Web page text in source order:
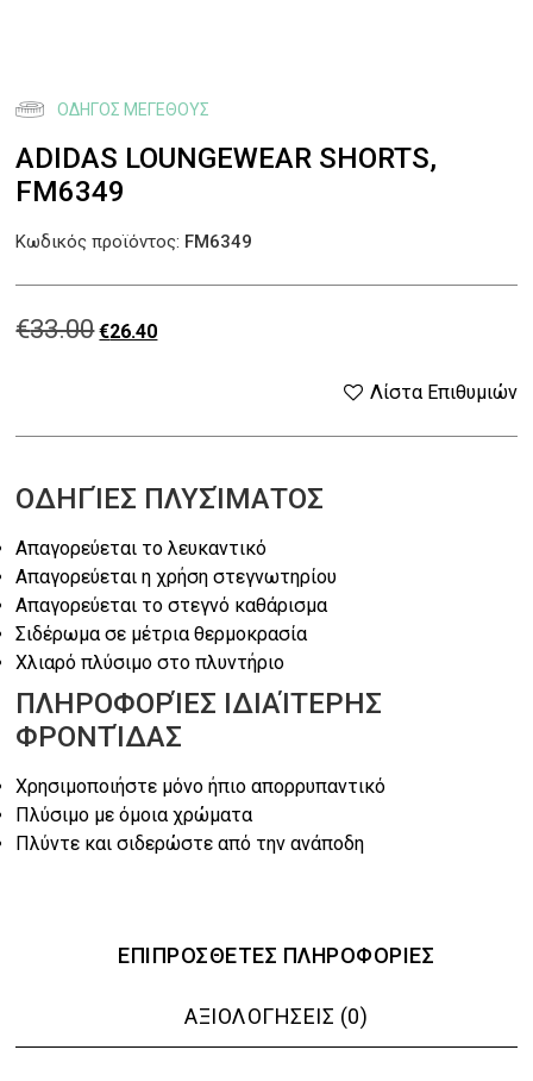
ADIDAS LOUNGEWEAR SHORTS,
FM6349
€33.00Original
was:
€33.00.
€26.40Η
τιμή
είναι:
€26.40.
ΟΔΗΓΌΣ ΜΕΓΈΘΟΥΣ
ΟΔΗΓΊΕΣ ΠΛΥΣΊΜΑΤΟΣ
Απαγορεύεται το λευκαντικό
Απαγορεύεται η χρήση στεγνωτηρίου
Απαγορεύεται το στεγνό καθάρισμα
Σιδέρωμα σε μέτρια θερμοκρασία
Χλιαρό πλύσιμο στο πλυντήριο
ΠΛΗΡΟΦΟΡΊΕΣ ΙΔΙΑΊΤΕΡΗΣ
ΦΡΟΝΤΊΔΑΣ
Χρησιμοποιήστε μόνο ήπιο απορρυπαντικό
Πλύσιμο με όμοια χρώματα
Πλύντε και σιδερώστε από την ανάποδη
Λίστα Επιθυμιών
Κωδικός προϊόντος: FM6349
ΕΠΙΠΡΌΣΘΕΤΕΣ ΠΛΗΡΟΦΟΡΊΕΣ
ΑΞΙΟΛΟΓΉΣΕΙΣ (0)